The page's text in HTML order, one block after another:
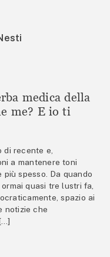
medica della
me? E io ti
di recente e,
a mantenere toni
spesso. Da quando
quasi tre lustri fa,
spazio ai
notizie che